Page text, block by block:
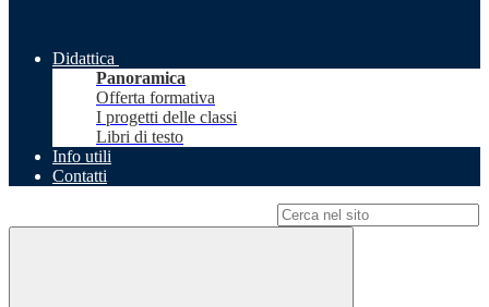
Didattica
Panoramica
Offerta formativa
I progetti delle classi
Libri di testo
Info utili
Contatti